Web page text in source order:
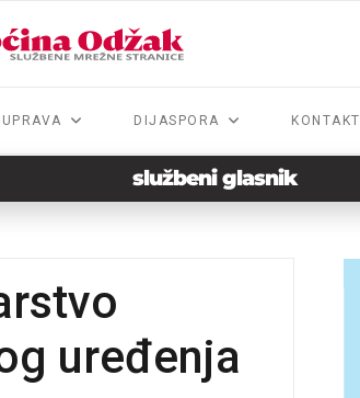
UPRAVA DIJASPORA KONTAKT
službeni glasnik
uređenja